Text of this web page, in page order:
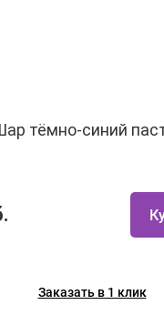
тёмно-синий
Заказать в 1 клик